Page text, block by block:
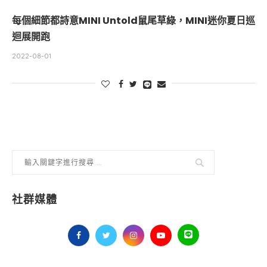
每個細節都詩意MINI Untold鼠尾草綠，MINI迷你夏日巡
迴展開跑
2022-08-01
社群媒體